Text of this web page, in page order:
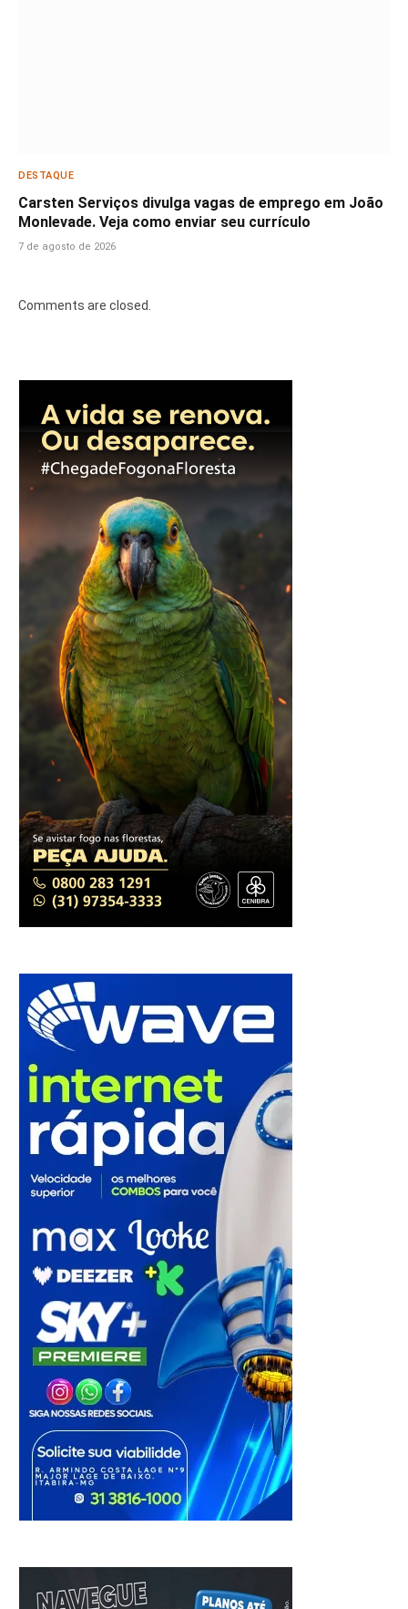
DESTAQUE
Carsten Serviços divulga vagas de emprego em João
Monlevade. Veja como enviar seu currículo
7 de agosto de 2026
Comments are closed.